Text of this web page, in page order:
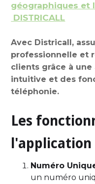
géographiques et
DISTRICALL
Avec Districall,
professionnelle et
clients grâce à
intuitive et des
téléphonie.
Les
l'application
Numéro
un numéro